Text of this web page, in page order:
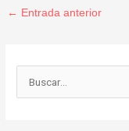
← Entrada anterior